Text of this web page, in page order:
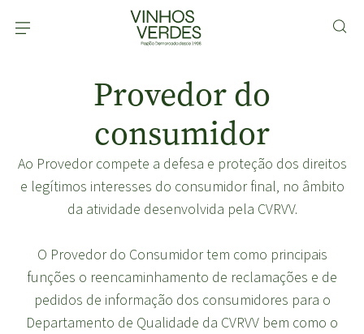
Provedor do
consumidor
Ao Provedor compete a defesa e proteção dos direitos
e legítimos interesses do consumidor final, no âmbito
da atividade desenvolvida pela CVRVV.
O Provedor do Consumidor tem como principais
funções o reencaminhamento de reclamações e de
pedidos de informação dos consumidores para o
Departamento de Qualidade da CVRVV bem como o